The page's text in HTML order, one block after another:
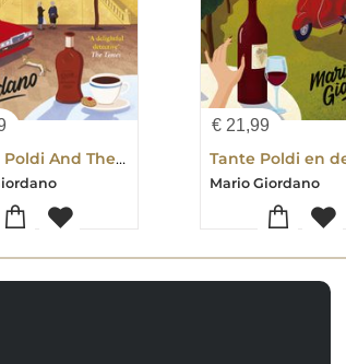
Auntie Poldi And The Handsome Antonio
€21,99
Mario Giordano